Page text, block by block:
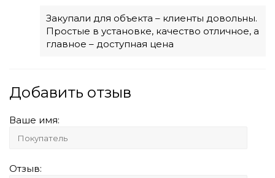
Закупали для объекта – клиенты довольны.
Простые в установке, качество отличное, а
главное – доступная цена
Добавить отзыв
Ваше имя:
Отзыв: